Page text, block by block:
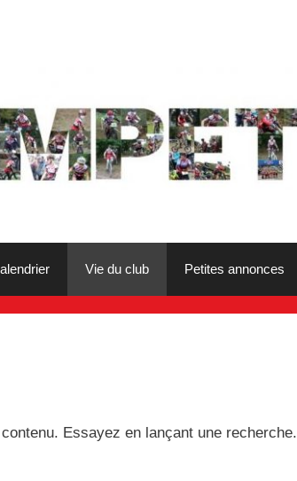
Vie du club Petites annonces
Essayez en lançant une recherche.